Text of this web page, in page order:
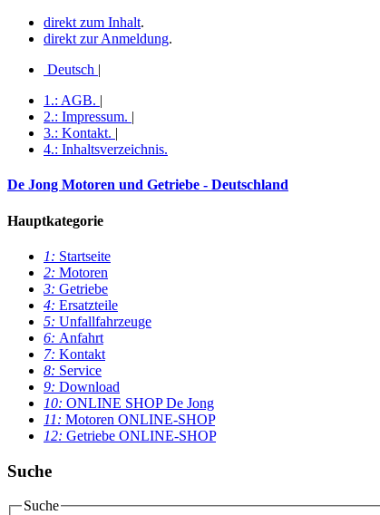
direkt zum Inhalt.
direkt zur Anmeldung.
Deutsch |
1.: AGB. |
2.: Impressum. |
3.: Kontakt. |
4.: Inhaltsverzeichnis.
De Jong Motoren und Getriebe - Deutschland
Hauptkategorie
1: Startseite
2: Motoren
3: Getriebe
4: Ersatzteile
5: Unfallfahrzeuge
6: Anfahrt
7: Kontakt
8: Service
9: Download
10: ONLINE SHOP De Jong
11: Motoren ONLINE-SHOP
12: Getriebe ONLINE-SHOP
Suche
Suche